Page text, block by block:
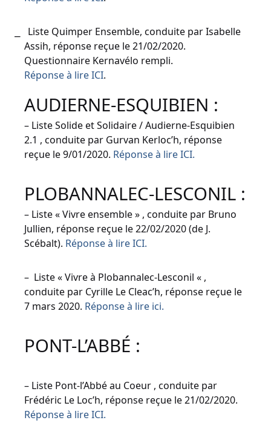
Liste Quimper Ensemble, conduite par Isabelle
Assih, réponse reçue le 21/02/2020.
Questionnaire Kernavélo rempli.
Réponse à lire ICI.
AUDIERNE-ESQUIBIEN :
– Liste Solide et Solidaire / Audierne-Esquibien
2.1 , conduite par Gurvan Kerloc’h, réponse
reçue le 9/01/2020. Réponse à lire ICI.
PLOBANNALEC-LESCONIL :
– Liste « Vivre ensemble » , conduite par Bruno
Jullien, réponse reçue le 22/02/2020 (de J.
Scébalt). Réponse à lire ICI.
– Liste « Vivre à Plobannalec-Lesconil « ,
conduite par Cyrille Le Cleac’h, réponse reçue le
7 mars 2020. Réponse à lire ici.
PONT-L’ABBÉ :
– Liste Pont-l’Abbé au Coeur , conduite par
Frédéric Le Loc’h, réponse reçue le 21/02/2020.
Réponse à lire ICI.